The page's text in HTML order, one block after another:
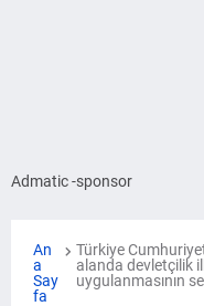
Admatic -sponsor
An
a
Say
fa
Türkiye
alanda devletçilik
uygulanmasının